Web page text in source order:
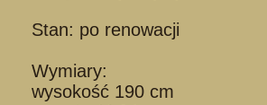
Stan: po renowacji
Wymiary:
wysokość 190 cm